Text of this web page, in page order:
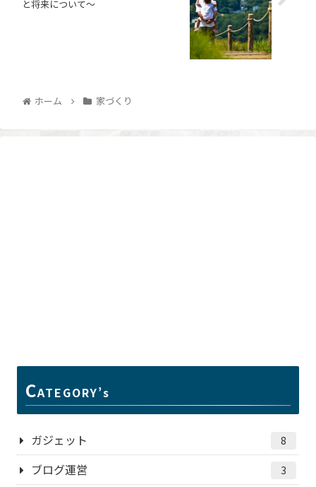
と将来について〜
ホーム 家づくり
CATEGORY’s
ガジェット 8
ブログ運営 3